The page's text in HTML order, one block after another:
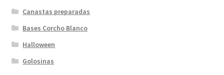
Canastas preparadas
Bases Corcho Blanco
Halloween
Golosinas